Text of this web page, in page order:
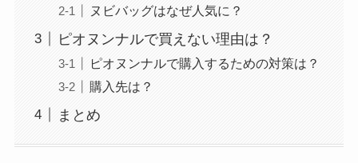
ヌビバッグはなぜ人気に？
ピオヌンナルで買えない理由は？
ピオヌンナルで購入するための対策は？
購入先は？
まとめ